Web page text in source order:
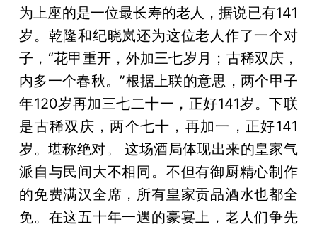
为上座的是一位最长寿的老人，据说已有141
岁。乾隆和纪晓岚还为这位老人作了一个对
子，“花甲重开，外加三七岁月；古稀双庆，
内多一个春秋。”根据上联的意思，两个甲子
年120岁再加三七二十一，正好141岁。下联
是古稀双庆，两个七十，再加一，正好141
岁。堪称绝对。 这场酒局体现出来的皇家气
派自与民间大不相同。不但有御厨精心制作
的免费满汉全席，所有皇家贡品酒水也都全
免。在这五十年一遇的豪宴上，老人们争先